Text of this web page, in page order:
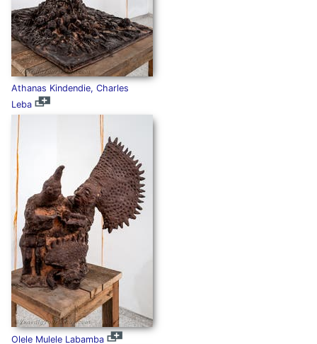
Athanas Kindendie, Charles
Leba
Olele Mulele Labamba